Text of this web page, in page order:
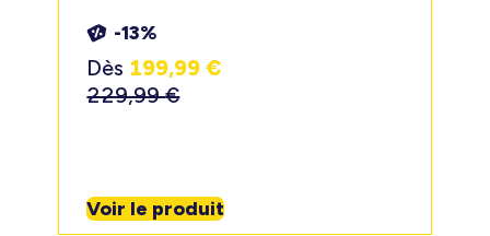
-13%
Dès 199,99€
229,99€
Voir le produit